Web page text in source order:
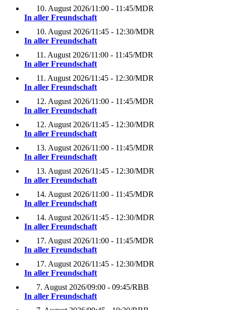
10. August 2026/11:00 - 11:45/MDR
In aller Freundschaft
10. August 2026/11:45 - 12:30/MDR
In aller Freundschaft
11. August 2026/11:00 - 11:45/MDR
In aller Freundschaft
11. August 2026/11:45 - 12:30/MDR
In aller Freundschaft
12. August 2026/11:00 - 11:45/MDR
In aller Freundschaft
12. August 2026/11:45 - 12:30/MDR
In aller Freundschaft
13. August 2026/11:00 - 11:45/MDR
In aller Freundschaft
13. August 2026/11:45 - 12:30/MDR
In aller Freundschaft
14. August 2026/11:00 - 11:45/MDR
In aller Freundschaft
14. August 2026/11:45 - 12:30/MDR
In aller Freundschaft
17. August 2026/11:00 - 11:45/MDR
In aller Freundschaft
17. August 2026/11:45 - 12:30/MDR
In aller Freundschaft
7. August 2026/09:00 - 09:45/RBB
In aller Freundschaft